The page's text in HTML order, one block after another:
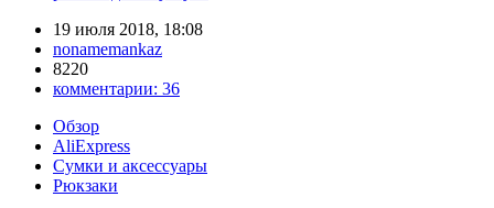
19 июля 2018, 18:08
nonamemankaz
8220
комментарии: 36
Обзор
AliExpress
Сумки и аксессуары
Рюкзаки